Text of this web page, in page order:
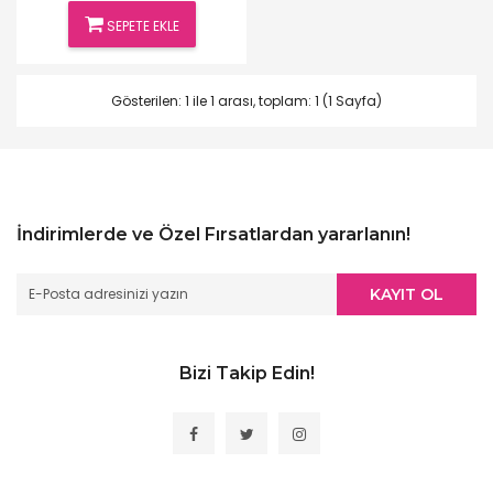
SEPETE EKLE
Gösterilen: 1 ile 1 arası, toplam: 1 (1 Sayfa)
İndirimlerde ve Özel Fırsatlardan yararlanın!
KAYIT OL
Bizi Takip Edin!